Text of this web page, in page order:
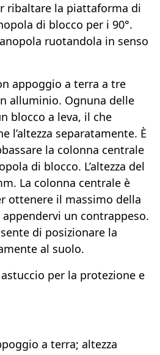
ribaltare la piattaforma di
di blocco per i 90°.
ruotandola in senso
appoggio a terra a tre
alluminio. Ognuna delle
blocco a leva, il che
l’altezza separatamente. È
la colonna centrale
di blocco. L’altezza del
La colonna centrale è
ottenere il massimo della
un contrappeso.
di posizionare la
al suolo.
per la protezione e
a terra; altezza